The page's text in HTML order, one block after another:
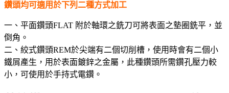
鑽頭均可適用於下列二種方式加工
一、平面鑽頭FLAT 附於軸環之銑刀可將表面之墊圈銑平，並
倒角。
二、絞式鑽頭REM於尖端有二個切削槽，使用時會有二個小
鐵屑產生，用於表面鍍鋅之金屬，此種鑽頭所需鑽孔壓力較
小，可使用於手持式電鑽。